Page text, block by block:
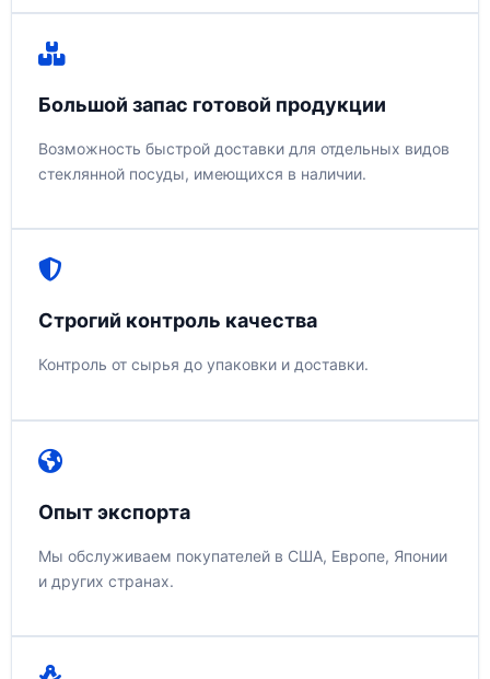
Большой запас готовой продукции
Возможность быстрой доставки для отдельных видов
стеклянной посуды, имеющихся в наличии.
Строгий контроль качества
Контроль от сырья до упаковки и доставки.
Опыт экспорта
Мы обслуживаем покупателей в США, Европе, Японии
и других странах.